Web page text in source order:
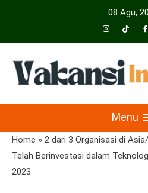
08 Agu,
VakansiinfoMenu
Home » 2 dari 3 Organisasi di
Telah Berinvestasi dalam
2023